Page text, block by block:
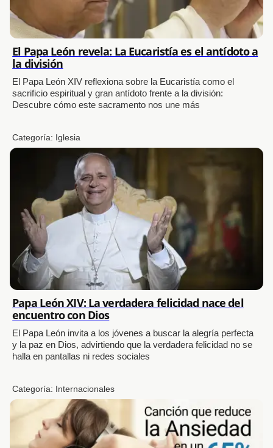
El Papa León revela: La Eucaristía es el antídoto a
la división
El Papa León XIV reflexiona sobre la Eucaristía como el
sacrificio espiritual y gran antídoto frente a la división:
Descubre cómo este sacramento nos une más
Categoría: Iglesia
Papa León XIV: La verdadera felicidad nace del
encuentro con Dios
El Papa León invita a los jóvenes a buscar la alegría perfecta
y la paz en Dios, advirtiendo que la verdadera felicidad no se
halla en pantallas ni redes sociales
Categoría: Internacionales